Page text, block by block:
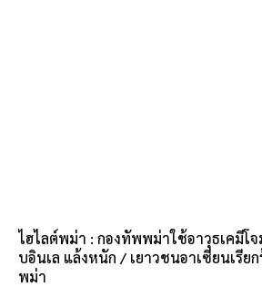
ไฮไลต์พม่า : กองทัพพม่าใช้อาวุธเคมีโจ
บอินเล แล้งหนัก / เยาวชนอาเซียนเรีย
พม่า